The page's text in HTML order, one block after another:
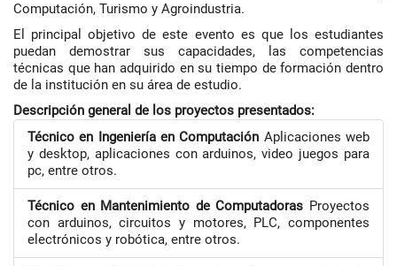
Computación, Turismo y Agroindustria.
El principal objetivo de este evento es que los estudiantes
puedan demostrar sus capacidades, las competencias
técnicas que han adquirido en su tiempo de formación dentro
de la institución en su área de estudio.
Descripción general de los proyectos presentados:
Técnico en Ingeniería en Computación Aplicaciones web
y desktop, aplicaciones con arduinos, video juegos para
pc, entre otros.
Técnico en Mantenimiento de Computadoras Proyectos
con arduinos, circuitos y motores, PLC, componentes
electrónicos y robótica, entre otros.